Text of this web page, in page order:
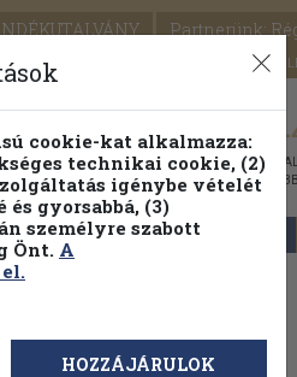
Partnerünk:
SEGÍTSÉG
FENNTARTHATÓ OLVASMÁNYOK
Témaköri fa
cookie-kat alkalmazza:
technikai cookie, (2)
igénybe vételét
és gyorsabbá, (3)
személyre szabott
Önt. A
HOZZÁJÁRULOK